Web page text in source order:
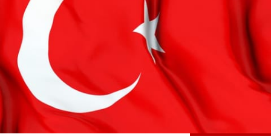
البرامج
جدول البرامج
شاهد البرامج